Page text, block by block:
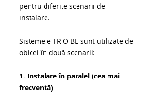
pentru diferite scenarii de
instalare.
Sistemele TRIO BE sunt utilizate de
obicei în două scenarii:
1. Instalare în paralel (cea mai
frecventă)